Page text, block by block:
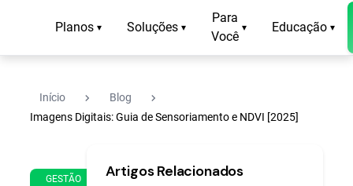
Planos ▾ Soluções ▾
Para
Você
▾ Educação ▾
Início navigate_next Blog navigate_next
Imagens Digitais: Guia de Sensoriamento e NDVI [2025]
GESTÃO
de
min
Artigos Relacionados